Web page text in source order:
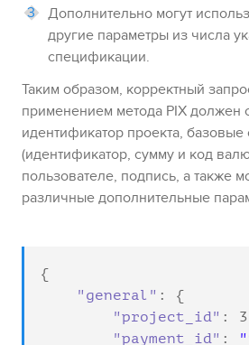
Дополнительно могут
другие параметры из числа
спецификации.
Таким образом, корректный
применением метода PIX должен
идентификатор проекта,
(идентификатор, сумму и код
пользователе, подпись, а также
различные дополнительные
{
"general" : {
"project_id" :
"payment_id" :